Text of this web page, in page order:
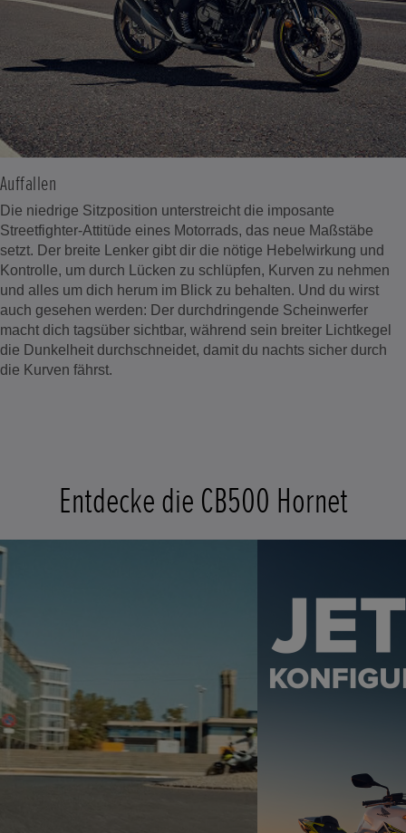
Auffallen
Die niedrige Sitzposition unterstreicht die imposante
Streetfighter-Attitüde eines Motorrads, das neue Maßstäbe
setzt. Der breite Lenker gibt dir die nötige Hebelwirkung und
Kontrolle, um durch Lücken zu schlüpfen, Kurven zu nehmen
und alles um dich herum im Blick zu behalten. Und du wirst
auch gesehen werden: Der durchdringende Scheinwerfer
macht dich tagsüber sichtbar, während sein breiter Lichtkegel
die Dunkelheit durchschneidet, damit du nachts sicher durch
die Kurven fährst.
Entdecke die CB500 Hornet
t o I e